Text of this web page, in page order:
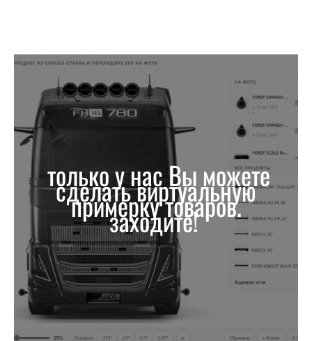
только у нас Вы можете
сделать виртуальную
примерку товаров.
заходите!